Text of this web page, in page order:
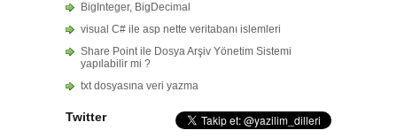
BigInteger, BigDecimal
visual C# ile asp nette veritabanı islemleri
Share Point ile Dosya Arşiv Yönetim Sistemi
yapılabilir mi ?
txt dosyasına veri yazma
Twitter